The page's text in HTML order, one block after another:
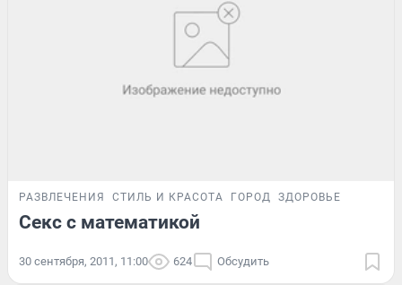
РАЗВЛЕЧЕНИЯ СТИЛЬ И КРАСОТА ГОРОД ЗДОРОВЬЕ
Секс с математикой
30 сентября, 2011, 11:00 624 Обсудить